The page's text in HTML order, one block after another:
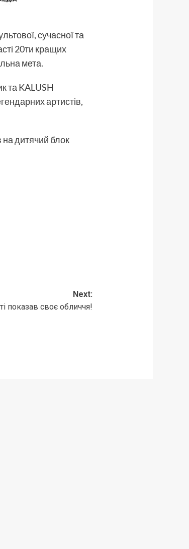
сучасної та
20ти кращих
мета.
та KALUSH
артистів,
дитячий блок
Next:
показав своє обличчя!